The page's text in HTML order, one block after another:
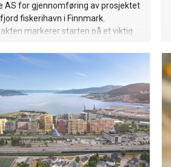
AS for gjennomføring av prosjektet
fiskerihavn i Finnmark.
markerer starten på et viktig
i havna, og legge til rette for
utvikling av fiskerinæringen og